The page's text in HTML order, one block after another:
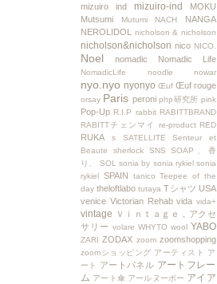
mizuiro ind mizuiro-ind
MOKU
Mutsumi
Mutumi NACH
NANGA
NEROLIDOL
nicholson & nicholson
nicholson&nicholson nico NICO.
Noel nomadic Nomadic Life
NomadicLife noodle nowar
nyo.nyo nyonyo Œuf Œuf rouge
orsay Paris peroni php研究所 pink
Pop-Up R.I.P rabbit RABITTBRAND
RABITTチェンマイ
re-product RED
RUKA s SATELLITE
Senteur et
Beaute
sherlock SNS
SOAP、香
り、
SOL sonia by sonia rykiel sonia
rykiel SPAIN tanico Teepee of the
day theloftlabo tutaya Tシャツ USA
venice Victorian Rehab vida vida+
vintage Ｖｉｎｔａｇｅ，アクセ
サリー volare WHYTO wool YABO
ZARI ZODAX zoom zoomshopping
zoomショッピング アーティスト
ア
ート
アートパネル アートフレー
ム アート傘 アールヌーボー アイア